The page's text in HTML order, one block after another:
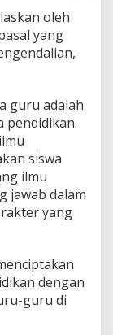
oleh
yang
guru adalah
pendidikan.
siswa
ilmu
jawab dalam
yang
dengan
guru di